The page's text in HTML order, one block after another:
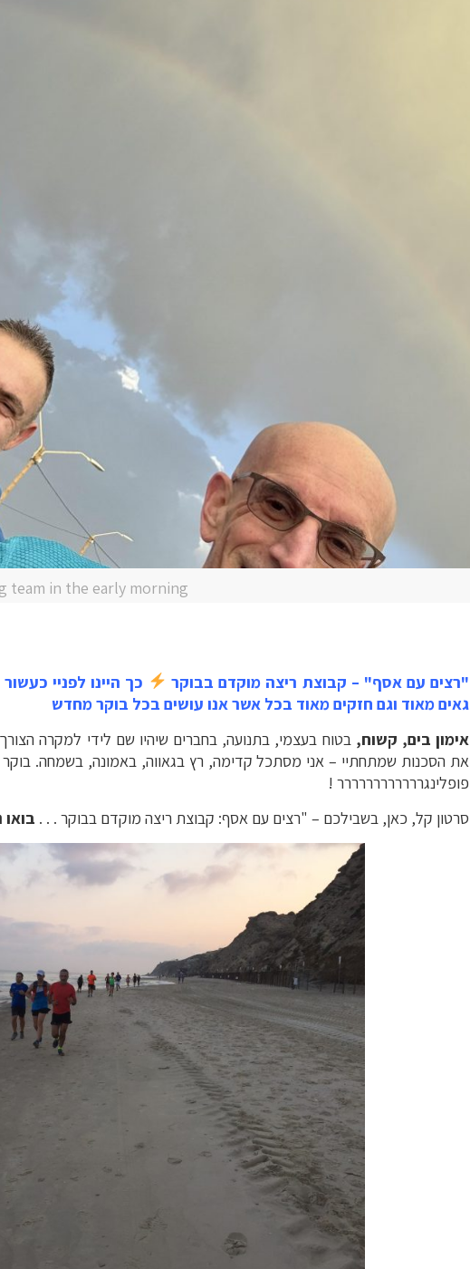
team in the early morning
"רצים עם אסף" – קבוצת ריצה מוקדם בבוקר
גאים מאוד וגם חזקים מאוד בכל אשר אנו עושים בכל בוקר מחדש
אימון בים, קשוח, בטוח בעצמי, בתנועה, בחברים שיהיו שם לידי למקרה
את הסכנות שמתחתיי – אני מסתכל קדימה, רץ בגאווה, באמונה, בשמחה.
פופלינגרררררררררררר !
סרטון קל, כאן, בשבילכם – "רצים עם אסף: קבוצת ריצה מוקדם בבוקר . . .